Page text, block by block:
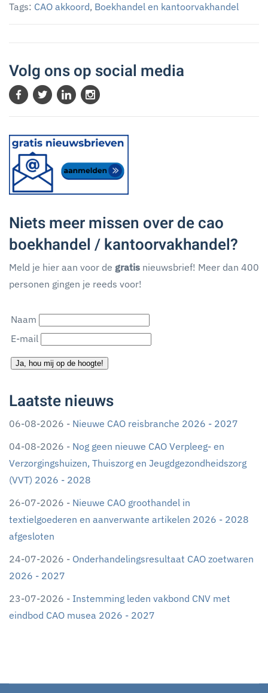
Tags: CAO akkoord, Boekhandel en kantoorvakhandel
Volg ons op social media
Niets meer missen over de cao
boekhandel / kantoorvakhandel?
Meld je hier aan voor de gratis nieuwsbrief! Meer dan 400
personen gingen je reeds voor!
Naam
E-mail
Ja, hou mij op de hoogte!
Laatste nieuws
06-08-2026 - Nieuwe CAO reisbranche 2026 - 2027
04-08-2026 - Nog geen nieuwe CAO Verpleeg- en
Verzorgingshuizen, Thuiszorg en Jeugdgezondheidszorg
(VVT) 2026 - 2028
26-07-2026 - Nieuwe CAO groothandel in
textielgoederen en aanverwante artikelen 2026 - 2028
afgesloten
24-07-2026 - Onderhandelingsresultaat CAO zoetwaren
2026 - 2027
23-07-2026 - Instemming leden vakbond CNV met
eindbod CAO musea 2026 - 2027